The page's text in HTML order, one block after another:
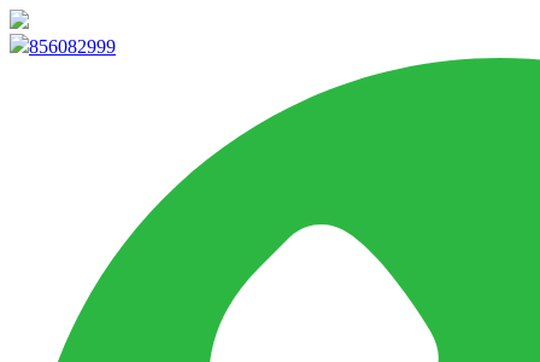
856082999